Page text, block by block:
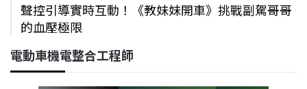
聲控引導實時互動！《教妹妹開車》挑戰副駕哥哥
的血壓極限
電動車機電整合工程師